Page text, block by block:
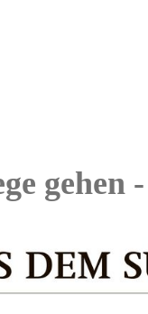
gehen